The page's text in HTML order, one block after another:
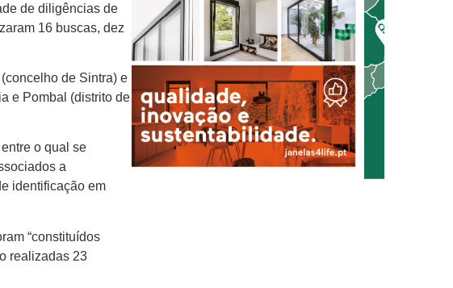
de diligências de
16 buscas, dez
de Sintra) e
e Pombal (distrito de
o qual se
a
identificação em
“constituídos
realizadas 23